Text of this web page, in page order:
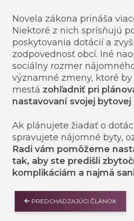
Novela zákona prináša
Niektoré z nich sprísňujú
poskytovania dotácií a
zodpovednosť obcí. Iné
sociálny rozmer
významné zmeny, ktoré
mestá zohľadniť pri
nastavovaní svojej bytovej
Ak plánujete žiadať o
spravujete nájomné byty,
Radi vám pomôžeme
tak, aby ste predišli
komplikáciám a najmä
PREDCHÁDZAJÚCI ČLÁNOK